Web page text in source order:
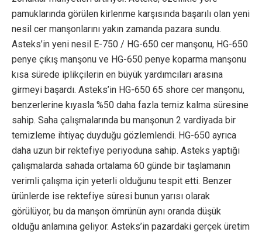
pamuklarında görülen kirlenme karşısında başarılı olan yeni
nesil cer manşonlarını yakın zamanda pazara sundu.
Asteks’in yeni nesil E-750 / HG-650 cer manşonu, HG-650
penye çıkış manşonu ve HG-650 penye koparma manşonu
kısa sürede iplikçilerin en büyük yardımcıları arasına
girmeyi başardı. Asteks’in HG-650 65 shore cer manşonu,
benzerlerine kıyasla %50 daha fazla temiz kalma süresine
sahip. Saha çalışmalarında bu manşonun 2 vardiyada bir
temizleme ihtiyaç duyduğu gözlemlendi. HG-650 ayrıca
daha uzun bir rektefiye periyoduna sahip. Asteks yaptığı
çalışmalarda sahada ortalama 60 günde bir taşlamanın
verimli çalışma için yeterli olduğunu tespit etti. Benzer
ürünlerde ise rektefiye süresi bunun yarısı olarak
görülüyor, bu da manşon ömrünün aynı oranda düşük
olduğu anlamına geliyor. Asteks’in pazardaki gerçek üretim